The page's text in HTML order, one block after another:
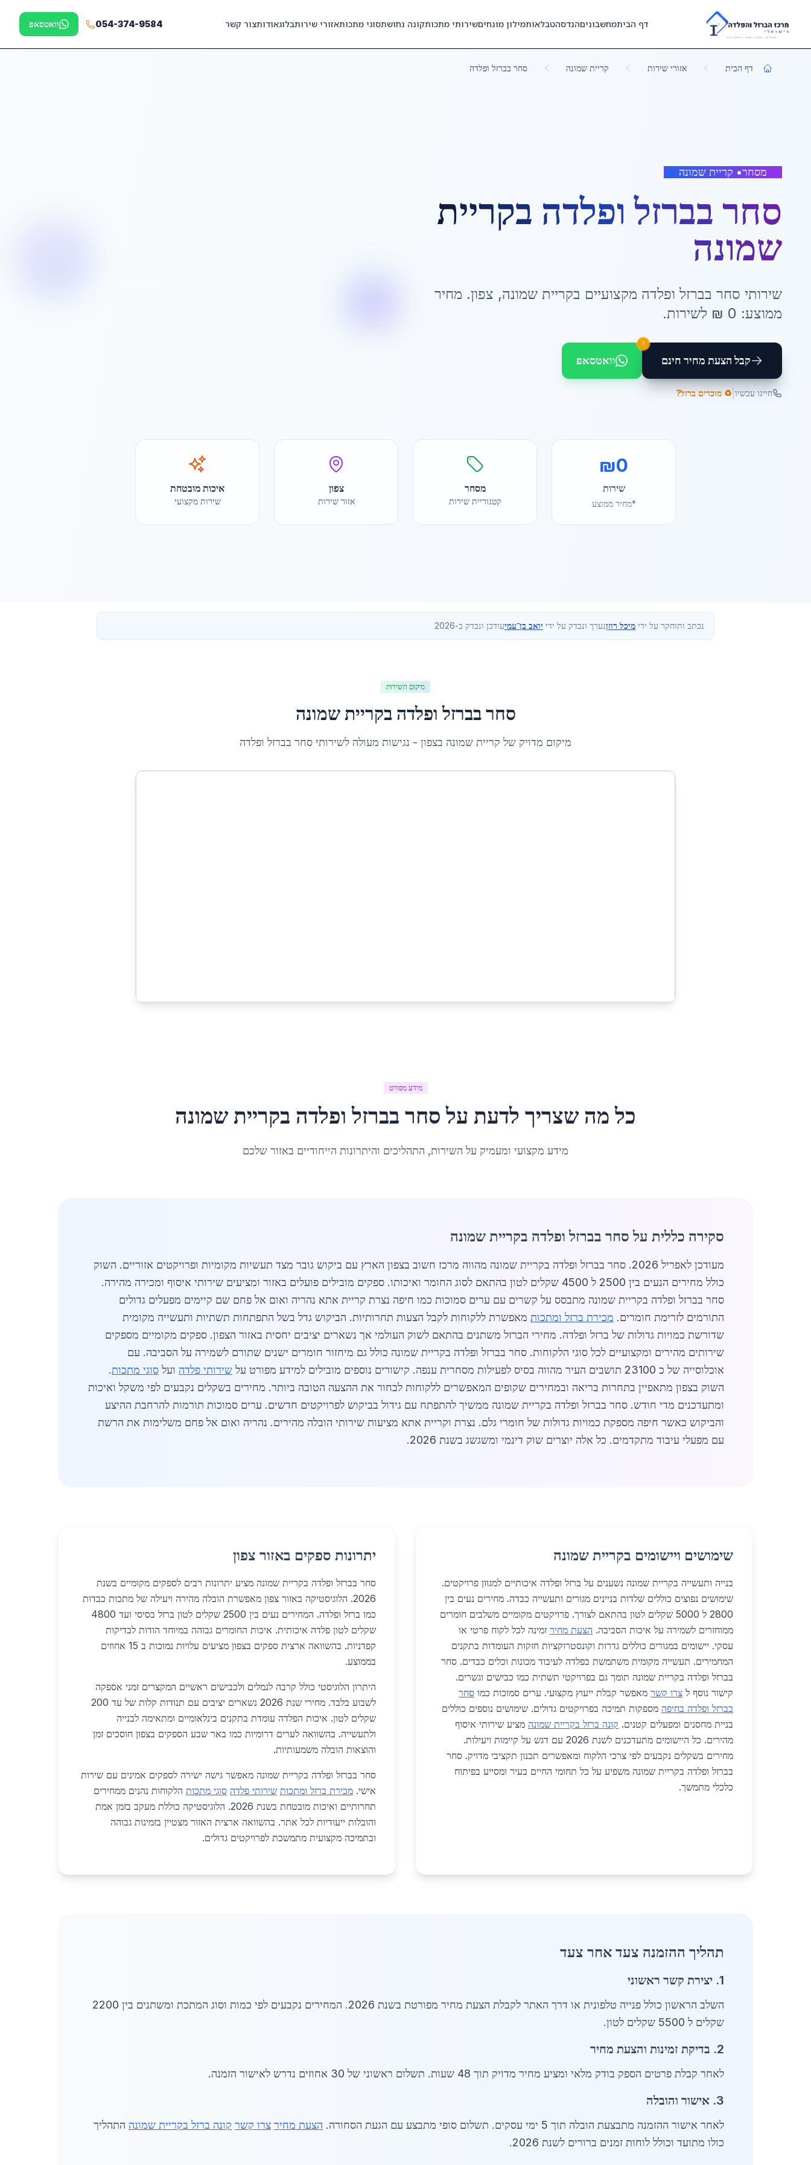
Skip to main content
דף הביתמחשבוניםהנדסהטבלאותמילון מונחיםשירותי מתכותקונה נחושתסוגי מתכותאזורי שירותבלוגאודותצור קשר 054-374-9584 וואטסאפ
דף הבית אזורי שירות קריית שמונה סחר בברזל ופלדה
מסחר• קריית שמונה
סחר בברזל ופלדה בקריית
שמונה
שירותי סחר בברזל ופלדה מקצועיים בקריית שמונה, צפון. מחיר
ממוצע: 0 ₪ לשירות.
קבל הצעת מחיר חינם
!
וואטסאפ
חייגו עכשיו ♻️ מוכרים ברזל?
₪0
שירות
*מחיר ממוצע
מסחר
קטגוריית שירות
צפון
אזור שירות
איכות מובטחת
שירות מקצועי
נכתב ותוחקר על ידי מיכל רוזןנערך ונבדק על ידי יואב בן־עמיעודכן ונבדק ב-2026
מיקום השירות
סחר בברזל ופלדה בקריית שמונה
מיקום מדויק של קריית שמונה בצפון - נגישות מעולה לשירותי סחר בברזל ופלדה
מידע מפורט
כל מה שצריך לדעת על סחר בברזל ופלדה בקריית שמונה
מידע מקצועי ומעמיק על השירות, התהליכים והיתרונות הייחודיים באזור שלכם
סקירה כללית על סחר בברזל ופלדה בקריית שמונה
מעודכן לאפריל 2026. סחר בברזל ופלדה בקריית שמונה מהווה מרכז חשוב בצפון הארץ עם ביקוש גובר מצד תעשיות מקומיות ופרויקטים אזוריים. השוק
כולל מחירים הנעים בין 2500 ל 4500 שקלים לטון בהתאם לסוג החומר ואיכותו. ספקים מובילים פועלים באזור ומציעים שירותי איסוף ומכירה מהירה.
סחר בברזל ופלדה בקריית שמונה מתבסס על קשרים עם ערים סמוכות כמו חיפה נצרת קריית אתא נהריה ואום אל פחם שם קיימים מפעלים גדולים
התורמים לזרימת חומרים. מכירת ברזל ומתכות מאפשרת ללקוחות לקבל הצעות תחרותיות. הביקוש גדל בשל התפתחות תשתיות ותעשייה מקומית
שדורשת כמויות גדולות של ברזל ופלדה. מחירי הברזל משתנים בהתאם לשוק העולמי אך נשארים יציבים יחסית באזור הצפון. ספקים מקומיים מספקים
שירותים מהירים ומקצועיים לכל סוגי הלקוחות. סחר בברזל ופלדה בקריית שמונה כולל גם מיחזור חומרים ישנים שתורם לשמירה על הסביבה. עם
אוכלוסייה של כ 23100 תושבים העיר מהווה בסיס לפעילות מסחרית ענפה. קישורים נוספים מובילים למידע מפורט על
שירותי פלדה ועל סוגי מתכות.
השוק בצפון מתאפיין בתחרות בריאה ובמחירים שקופים המאפשרים ללקוחות לבחור את ההצעה הטובה ביותר. מחירים בשקלים נקבעים לפי משקל ואיכות
ומתעדכנים מדי חודש. סחר בברזל ופלדה בקריית שמונה ממשיך להתפתח עם גידול בביקוש לפרויקטים חדשים. ערים סמוכות תורמות להרחבת ההיצע
והביקוש כאשר חיפה מספקת כמויות גדולות של חומרי גלם. נצרת וקריית אתא מציעות שירותי הובלה מהירים. נהריה ואום אל פחם משלימות את הרשת
עם מפעלי עיבוד מתקדמים. כל אלה יוצרים שוק דינמי ומשגשג בשנת 2026.
שימושים ויישומים בקריית שמונה
בנייה ותעשייה בקריית שמונה נשענים על ברזל ופלדה איכותיים למגוון פרויקטים.
שימושים נפוצים כוללים שלדות בניינים מגורים ותעשייה כבדה. מחירים נעים בין
2800 ל 5000 שקלים לטון בהתאם לצורך. פרויקטים מקומיים משלבים חומרים
ממוחזרים לשמירה על איכות הסביבה. הצעת מחיר זמינה לכל לקוח פרטי או
עסקי. יישומים במגורים כוללים גדרות וקונסטרוקציות חזקות העומדות בתקנים
המחמירים. תעשייה מקומית משתמשת בפלדה לעיבוד מכונות וכלים כבדים. סחר
בברזל ופלדה בקריית שמונה תומך גם בפרויקטי תשתית כמו כבישים וגשרים.
קישור נוסף ל צרו קשר מאפשר קבלת ייעוץ מקצועי. ערים סמוכות כמו סחר
בברזל ופלדה בחיפה מספקות תמיכה בפרויקטים גדולים. שימושים נוספים כוללים
בניית מחסנים ומפעלים קטנים. קונה ברזל בקריית שמונה מציע שירותי איסוף
מהירים. כל היישומים מתעדכנים לשנת 2026 עם דגש על קיימות ויעילות.
מחירים בשקלים נקבעים לפי צרכי הלקוח ומאפשרים תכנון תקציבי מדויק. סחר
בברזל ופלדה בקריית שמונה משפיע על כל תחומי החיים בעיר ומסייע בפיתוח
כלכלי מתמשך.
יתרונות ספקים באזור צפון
סחר בברזל ופלדה בקריית שמונה מציע יתרונות רבים לספקים מקומיים בשנת
2026. הלוגיסטיקה באזור צפון מאפשרת הובלה מהירה ויעילה של מתכות כבדות
כמו ברזל ופלדה. המחירים נעים בין 2500 שקלים לטון ברזל בסיסי ועד 4800
שקלים לטון פלדה איכותית. איכות החומרים גבוהה במיוחד הודות לבדיקות
קפדניות. בהשוואה ארצית ספקים בצפון מציעים עלויות נמוכות ב 15 אחוזים
בממוצע.
היתרון הלוגיסטי כולל קרבה לנמלים ולכבישים ראשיים המקצרים זמני אספקה
לשבוע בלבד. מחירי שנת 2026 נשארים יציבים עם תנודות קלות של עד 200
שקלים לטון. איכות הפלדה עומדת בתקנים בינלאומיים ומתאימה לבנייה
ולתעשייה. בהשוואה לערים דרומיות כמו באר שבע הספקים בצפון חוסכים זמן
והוצאות הובלה משמעותיות.
סחר בברזל ופלדה בקריית שמונה מאפשר גישה ישירה לספקים אמינים עם שירות
אישי. מכירת ברזל ומתכות שירותי פלדה סוגי מתכות הלקוחות נהנים ממחירים
תחרותיים ואיכות מובטחת בשנת 2026. הלוגיסטיקה כוללת מעקב בזמן אמת
והובלות ייעודיות לכל אתר. בהשוואה ארצית האזור מצטיין בזמינות גבוהה
ובתמיכה מקצועית מתמשכת לפרויקטים גדולים.
תהליך ההזמנה צעד אחר צעד
1. יצירת קשר ראשוני
השלב הראשון כולל פנייה טלפונית או דרך האתר לקבלת הצעת מחיר מפורטת בשנת 2026. המחירים נקבעים לפי כמות וסוג המתכת ומשתנים בין 2200
שקלים ל 5500 שקלים לטון.
2. בדיקת זמינות והצעת מחיר
לאחר קבלת פרטים הספק בודק מלאי ומציע מחיר מדויק תוך 48 שעות. תשלום ראשוני של 30 אחוזים נדרש לאישור הזמנה.
3. אישור והובלה
לאחר אישור ההזמנה מתבצעת הובלה תוך 5 ימי עסקים. תשלום סופי מתבצע עם הגעת הסחורה. הצעת מחיר צרו קשר קונה ברזל בקריית שמונה התהליך
כולו מתועד וכולל לוחות זמנים ברורים לשנת 2026.